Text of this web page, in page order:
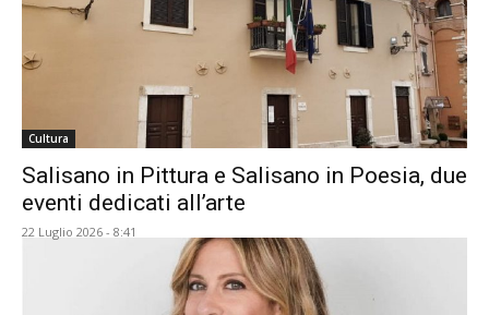
Cultura
Salisano in Pittura e Salisano in Poesia, due
eventi dedicati all’arte
22 Luglio 2026 - 8:41